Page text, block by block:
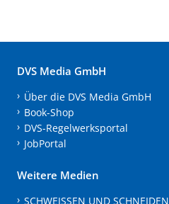
DVS Media GmbH
Über die DVS Media GmbH
Book-Shop
DVS-Regelwerksportal
JobPortal
Weitere Medien
SCHWEISSEN UND SCHNEIDEN